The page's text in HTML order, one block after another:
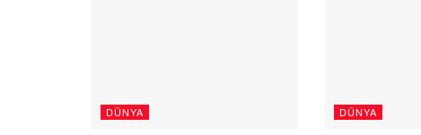
DÜNYA DÜNYA